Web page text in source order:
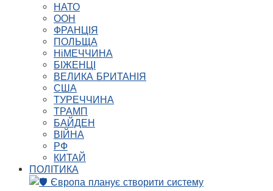
НАТО
ООН
ФРАНЦІЯ
ПОЛЬЩА
НіМЕЧЧИНА
БІЖЕНЦІ
ВЕЛИКА БРИТАНІЯ
США
ТУРЕЧЧИНА
ТРАМП
БАЙДЕН
ВІЙНА
РФ
КИТАЙ
ПОЛІТИКА